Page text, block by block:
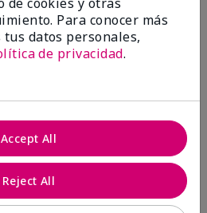
Para conocer más
tus datos personales,
de privacidad.
Reject All
Accept All